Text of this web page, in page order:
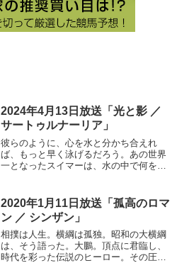
2024年4月13日放送「光と影 ／
サートゥルナーリア」
彼らのように、心を水と分かち合えれ
ば、もっと早く泳げるだろう。あの世界
一となったスイマーは、水の中で何を思
つの金メダルを獲得。だが、燃え尽きた
のか。3連覇の可能性を残しながら引退し
た。栄光は儚い。だからこそ、掴んだ者
は、永遠に語り継がれる…
2020年1月11日放送「孤高のロマ
ン ／ シンザン」
相撲は人生。横綱は孤独。昭和の大横綱
は、そう語った。大鵬。頂点に君臨し、
時代を彩った伝説のヒーロー。その圧倒